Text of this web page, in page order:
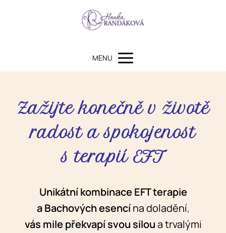
MENU
Zažijte konečně v životě
radost a spokojenost
s terapií EFT
Unikátní kombinace EFT terapie
a Bachových esencína doladění,
vás mile překvapí svou siloua trvalými